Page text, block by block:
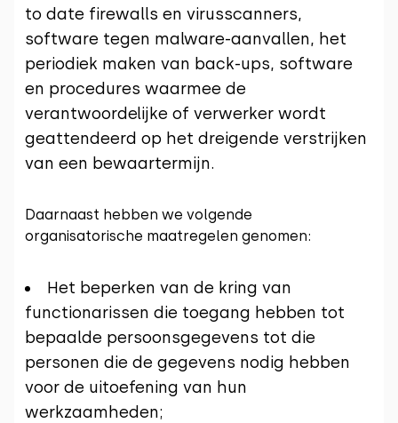
to date firewalls en virusscanners,
software tegen malware-aanvallen, het
periodiek maken van back-ups, software
en procedures waarmee de
verantwoordelijke of verwerker wordt
geattendeerd op het dreigende verstrijken
van een bewaartermijn.
Daarnaast hebben we volgende
organisatorische maatregelen genomen:
Het beperken van de kring van
functionarissen die toegang hebben tot
bepaalde persoonsgegevens tot die
personen die de gegevens nodig hebben
voor de uitoefening van hun
werkzaamheden;